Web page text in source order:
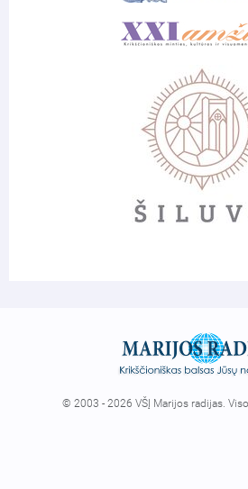
© 2003 - 2026 VŠĮ Marijos radijas.